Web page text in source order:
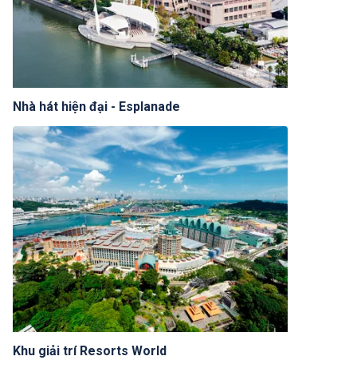
Nhà hát hiện đại - Esplanade
Khu giải trí Resorts World